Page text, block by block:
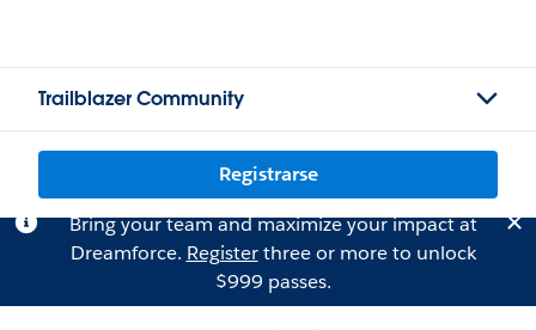
Trailblazer Community
Registrarse
Bring your team and maximize your impact at
Dreamforce. Registerthree or more to unlock
$999 passes.